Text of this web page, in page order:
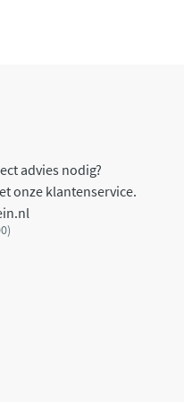
advies nodig?
onze klantenservice.